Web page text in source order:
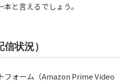
と言えるでしょう。
状況）
フォーム（Amazon Prime Video